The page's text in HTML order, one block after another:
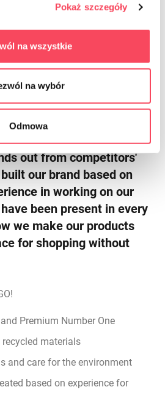
Pokaż szczegóły
na wszystkie
na wybór
Odmowa
viGO
expectations
on the home products
rebranding that is always
out from competitors'
our brand based on
in working on our
been present in every
we make our products
for shopping without
Premium Number One
materials
and care for the environment
based on experience for